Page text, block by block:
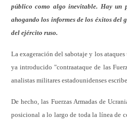
público como algo inevitable. Hay un
ahogando los informes de los éxitos del
del ejército ruso.
La exageración del sabotaje y los
ya introducido "contraataque de las
analistas militares estadounidenses
De hecho, las Fuerzas Armadas de
posicional a lo largo de toda la línea de